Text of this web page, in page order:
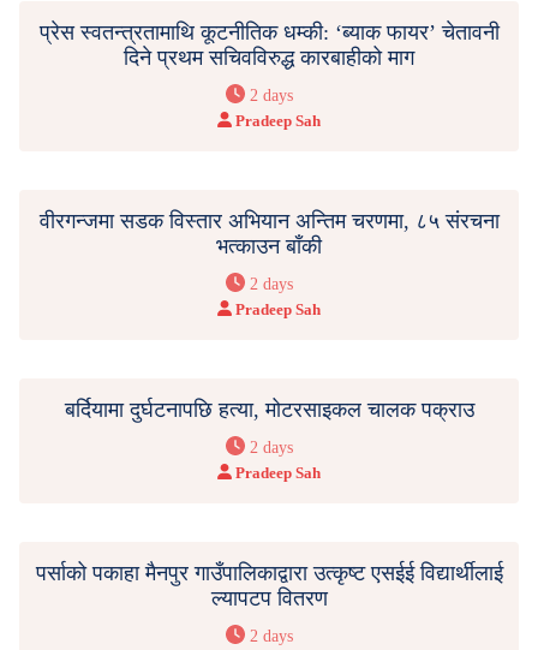
प्रेस स्वतन्त्रतामाथि कूटनीतिक धम्की: ‘ब्याक फायर’ चेतावनी
दिने प्रथम सचिवविरुद्ध कारबाहीको माग
2 days
Pradeep Sah
वीरगन्जमा सडक विस्तार अभियान अन्तिम चरणमा, ८५ संरचना
भत्काउन बाँकी
2 days
Pradeep Sah
बर्दियामा दुर्घटनापछि हत्या, मोटरसाइकल चालक पक्राउ
2 days
Pradeep Sah
पर्साको पकाहा मैनपुर गाउँपालिकाद्वारा उत्कृष्ट एसईई विद्यार्थीलाई
ल्यापटप वितरण
2 days